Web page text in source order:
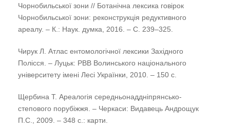
Чорнобильської зони // Ботанічна лексика говірок
Чорнобильської зони: реконструкція редуктивного
ареалу. – К.: Наук. думка, 2016. – С. 239–325.
Чирук Л. Атлас ентомологічної лексики Західного
Полісся. – Луцьк: РВВ Волинського національного
університету імені Лесі Українки, 2010. – 150 с.
Щербина Т. Ареалогія середньонаддніпрянсько-
степового порубіжжя. – Черкаси: Видавець Андрощук
П.С., 2009. – 348 с.: карти.